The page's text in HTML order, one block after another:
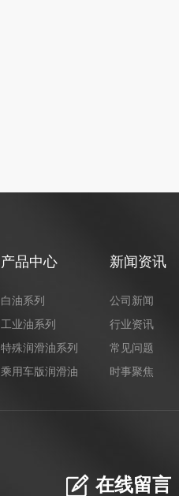
产品中心
白油系列
工业油系列
特殊润滑油系列
乘用车版润滑油
新闻资讯
公司新闻
行业资讯
常见问题
时事聚焦
在线留言